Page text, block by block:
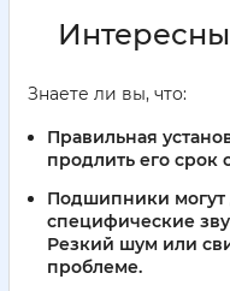
Знаете ли вы, что:
Правильная
продлить его срок
Подшипники могут
специфические
Резкий шум или
проблеме.